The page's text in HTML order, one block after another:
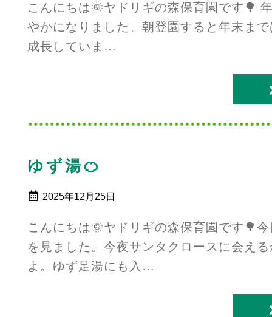
こんにちは🌞ヤドリギの森保育園です🌳
やかになりました。朝登園すると年末ま
成長していま…
ゆず湯🍊
2025年12月25日
こんにちは🌞ヤドリギの森保育園です🌳
を見ました。今夜サンタクロースに会え
よ。ゆず足湯にも入…